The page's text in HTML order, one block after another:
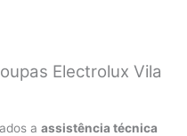
Electrolux Vila
aassistência técnica